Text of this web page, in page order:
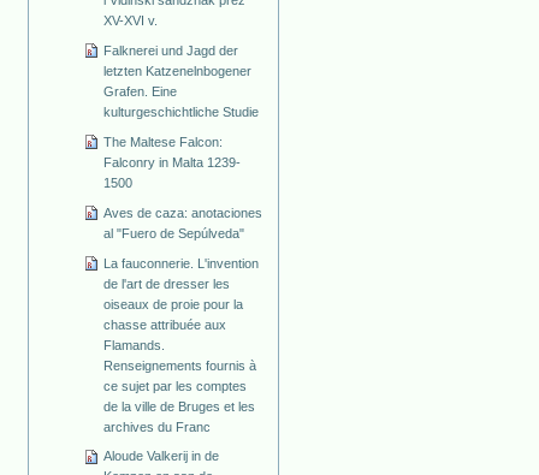
XV-XVI v.
Falknerei und Jagd der
letzten Katzenelnbogener
Grafen. Eine
kulturgeschichtliche Studie
The Maltese Falcon:
Falconry in Malta 1239-
1500
Aves de caza: anotaciones
al "Fuero de Sepúlveda"
La fauconnerie. L'invention
de l'art de dresser les
oiseaux de proie pour la
chasse attribuée aux
Flamands.
Renseignements fournis à
ce sujet par les comptes
de la ville de Bruges et les
archives du Franc
Aloude Valkerij in de